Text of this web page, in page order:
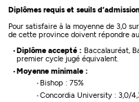
Diplômes requis et seuils
Pour satisfaire à la moyenne de 3,0
de cette province doivent répondre
Diplôme accepté : Baccalauréat,
premier cycle jugé équivalent.
Moyenne minimale :
Bishop : 75%
Concordia University : 3,0/